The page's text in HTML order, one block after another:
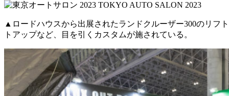
▲ロードハウスから出展されたランドクルーザー300のリフ
トアップなど、目を引くカスタムが施されている。